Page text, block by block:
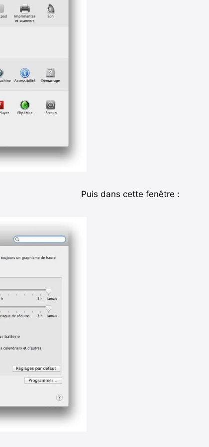
Puis dans cette fenêtre :